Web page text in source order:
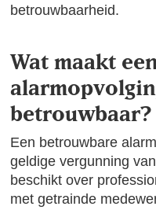
betrouwbaarheid.
Wat maakt
betrouwbaar?
Een betrouwbare
geldige vergunning
beschikt over
met getrainde